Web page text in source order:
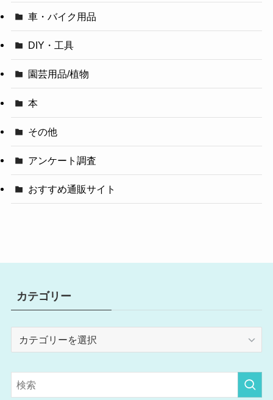
車・バイク用品
DIY・工具
園芸用品/植物
本
その他
アンケート調査
おすすめ通販サイト
カテゴリー
リ
ー